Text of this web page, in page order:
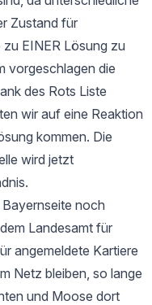
Zustand für
EINER Lösung zu
vorgeschlagen die
des Rots Liste
wir auf eine Reaktion
kommen. Die
wird jetzt
noch
Landesamt für
angemeldete Kartiere
Netz bleiben, so lange
und Moose dort